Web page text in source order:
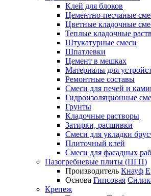
Клей для блоков
Цементно-песчаные
Цветные кладочные
Теплые кладочные
Штукатурные смеси
Шпатлевки
Цемент в мешках
Материалы для
Ремонтные составы
Смеси для печей и
Гидроизоляционные
Грунты
Кладочные растворы
Затирки, расшивки
Смеси для укладки
Плиточный клей
Смеси для фасадных
Пазогребневые плиты (ПГП)
Производитель Кнауф
Основа Гипсовая
Крепеж